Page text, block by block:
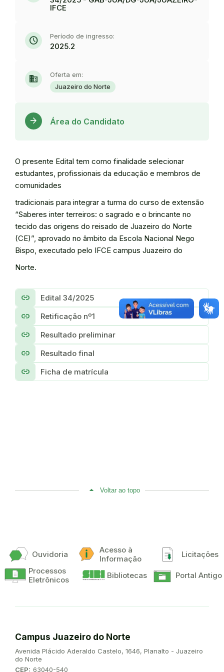
IFCE
schedule Período de ingresso:
2025.2
domain
Oferta em:
Juazeiro do Norte
arrow_forward Área do Candidato
O presente Edital tem como finalidade selecionar
estudantes, profissionais da educação e membros de
comunidades
tradicionais para integrar a turma do curso de extensão
“Saberes inter terreiros: o sagrado e o brincante no
tecido das origens do reisado de Juazeiro do Norte
(CE)”, aprovado no âmbito da Escola Nacional Nego
Bispo, executado pelo IFCE campus Juazeiro do
Norte.
link Edital 34/2025
link Retificação nº1
link Resultado preliminar
link Resultado final
link Ficha de matrícula
Voltar ao topo
Ouvidoria
Acesso à
Informação
Licitações
Processos
Eletrônicos
Bibliotecas Portal Antigo
Campus Juazeiro do Norte
Endereço:
Avenida Plácido Aderaldo Castelo, 1646, Planalto - Juazeiro
do Norte
CEP: 63040-540